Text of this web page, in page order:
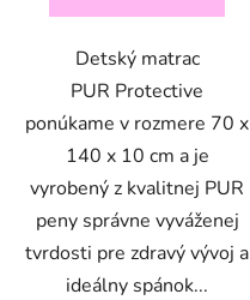
Detský matrac
PUR Protective
ponúkame v rozmere 70 x
140 x 10 cm a je
vyrobený z kvalitnej PUR
peny správne vyváženej
tvrdosti pre zdravý vývoj a
ideálny spánok...